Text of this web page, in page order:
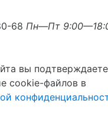
68 Пн—Пт
вы подтверждаете
cookie-файлов в